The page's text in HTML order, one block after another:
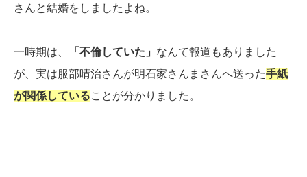
さんと結婚をしましたよね。
一時期は、 「不倫していた」 なんて報道もありました
が、実は服部晴治さんが明石家さんまさんへ送った手紙
が関係していることが分かりました。